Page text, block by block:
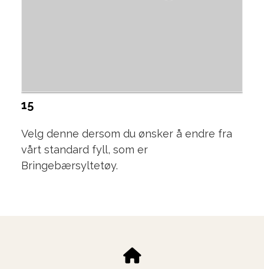
15
Velg denne dersom du ønsker å endre fra
vårt standard fyll, som er
Bringebærsyltetøy.